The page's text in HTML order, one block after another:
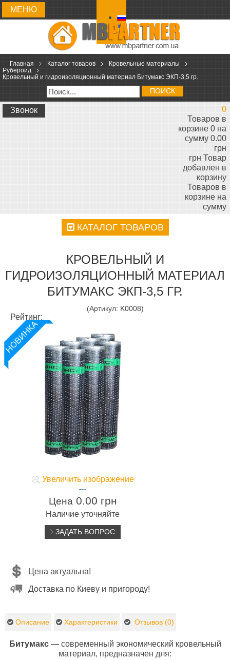
МЕНЮ
Главная Каталог товаров
Кровельные материалы
Рубероид
Кровельный и гидроизоляционный материал Битумакс ЭКП-3,5 гр.
ПОИСК
Звонок
0
Товаров в
корзине 0 на
сумму 0.00
грн
грн Товар
добавлен в
корзину
Товаров в
корзине на
сумму
КАТАЛОГ ТОВАРОВ
КРОВЕЛЬНЫЙ И
ГИДРОИЗОЛЯЦИОННЫЙ МАТЕРИАЛ
БИТУМАКС ЭКП-3,5 ГР.
(Артикул: K0008)
Рейтинг:
Увеличить изображение
Цена 0.00 грн
Наличие уточняйте
ЗАДАТЬ ВОПРОС
Цена актуальна!
Доставка по Киеву и пригороду!
Описание Характеристики Отзывов (0)
Битумакс— современный экономический кровельный
материал, предназначен для: